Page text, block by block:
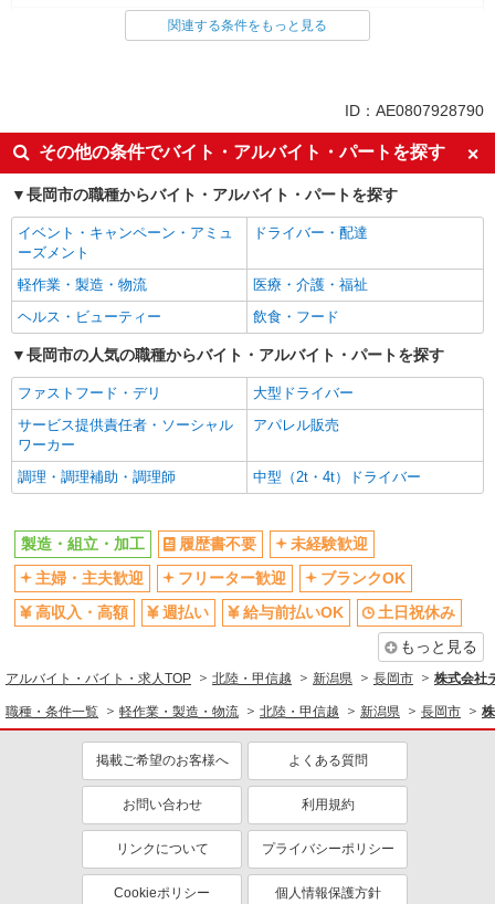
車通勤OK
交通費支給
社会保険あり
関連する条件をもっと見る
ID：AE0807928790
その他の条件でバイト・アルバイト・パートを探す
長岡市の職種からバイト・アルバイト・パートを探す
イベント・キャンペーン・アミュ
ーズメント
ドライバー・配達
軽作業・製造・物流
医療・介護・福祉
ヘルス・ビューティー
飲食・フード
長岡市の人気の職種からバイト・アルバイト・パートを探す
ファストフード・デリ
大型ドライバー
サービス提供責任者・ソーシャル
ワーカー
アパレル販売
調理・調理補助・調理師 中型（2t・4t）ドライバー
製造・組立・加工 履歴書不要
未経験歓迎
主婦・主夫歓迎
フリーター歓迎
ブランクOK
高収入・高額
週払い 給与前払いOK
土日祝休み
もっと見る
アルバイト・バイト・求人TOP 北陸・甲信越 新潟県 長岡市 株式会社
職種・条件一覧 軽作業・製造・物流 北陸・甲信越 新潟県 長岡市
掲載ご希望のお客様へ よくある質問
お問い合わせ 利用規約
リンクについて プライバシーポリシー
Cookieポリシー 個人情報保護方針